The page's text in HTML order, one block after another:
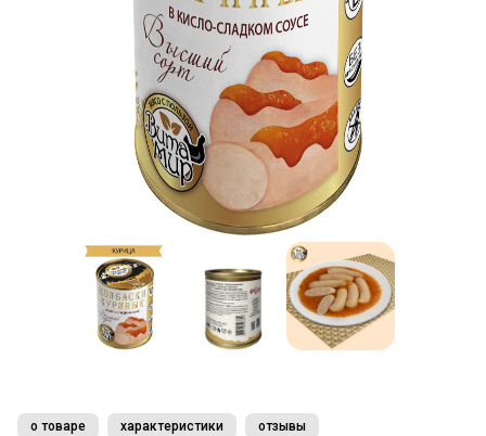
о товаре характеристики отзывы